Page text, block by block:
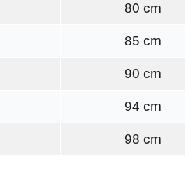
80 cm
85 cm
90 cm
94 cm
98 cm